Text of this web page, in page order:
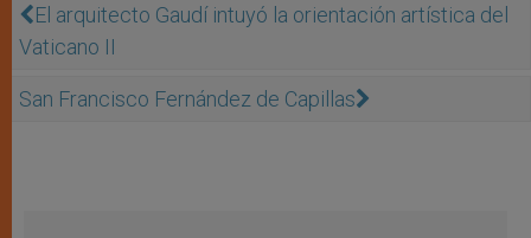
El arquitecto Gaudí intuyó la orientación artística del
Vaticano II
San Francisco Fernández de Capillas